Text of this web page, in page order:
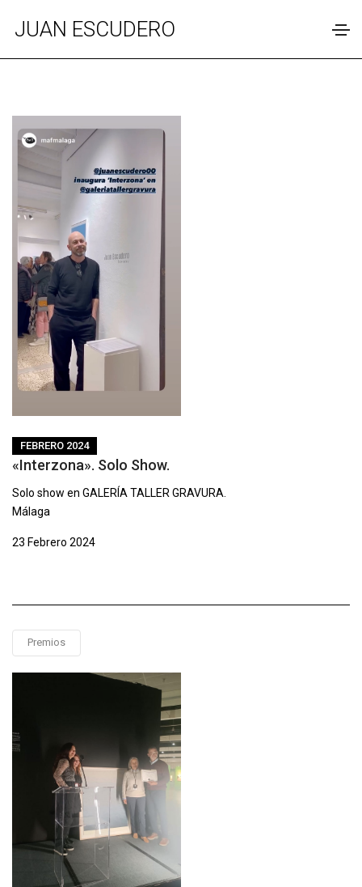
JUAN ESCUDERO
FEBRERO 2024
«Interzona». Solo Show.
Solo show en GALERÍA TALLER GRAVURA.
Málaga
23 Febrero 2024
Premios